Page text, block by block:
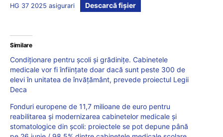
HG 37 2025 asigurari Descarcă fișier
Similare
Condiționare pentru școli și grădinițe. Cabinetele
medicale vor fi înființate doar dacă sunt peste 300 de
elevi în unitatea de învățământ, prevede proiectul Legii
Deca
Fonduri europene de 11,7 milioane de euro pentru
reabilitarea și modernizarea cabinetelor medicale și
stomatologice din școli: proiectele se pot depune până